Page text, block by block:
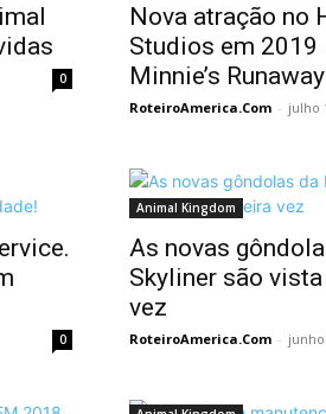
0
Nova atração no
Studios em 2019
Minnie’s
RoteiroAmerica.Com - julho
0
Animal Kingdom
As novas
Skyliner são
vez
RoteiroAmerica.Com - junho